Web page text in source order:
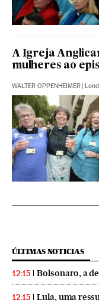
A Igreja
mulheres ao
WALTER OPPENHEIMER |
ÚLTIMAS NOTICIAS
12:15 Bolsonaro, a
12:15 Lula, uma